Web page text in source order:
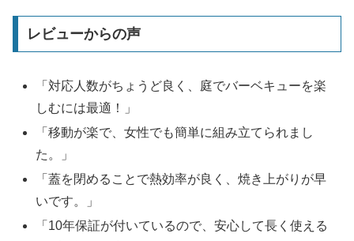
レビューからの声
「対応人数がちょうど良く、庭でバーベキューを楽
しむには最適！」
「移動が楽で、女性でも簡単に組み立てられまし
た。」
「蓋を閉めることで熱効率が良く、焼き上がりが早
いです。」
「10年保証が付いているので、安心して長く使える